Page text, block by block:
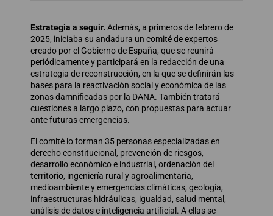
Estrategia a seguir. Además, a primeros de febrero de
2025, iniciaba su andadura un comité de expertos
creado por el Gobierno de España, que se reunirá
periódicamente y participará en la redacción de una
estrategia de reconstrucción, en la que se definirán las
bases para la reactivación social y económica de las
zonas damnificadas por la DANA. También tratará
cuestiones a largo plazo, con propuestas para actuar
ante futuras emergencias.
El comité lo forman 35 personas especializadas en
derecho constitucional, prevención de riesgos,
desarrollo económico e industrial, ordenación del
territorio, ingeniería rural y agroalimentaria,
medioambiente y emergencias climáticas, geología,
infraestructuras hidráulicas, igualdad, salud mental,
análisis de datos e inteligencia artificial. A ellas se